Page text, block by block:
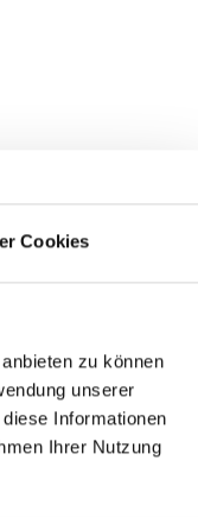
Cookies
zu können
unserer
Informationen
Ihrer Nutzung